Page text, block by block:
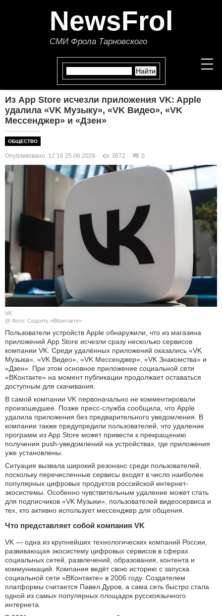
NewsFrol
СМИ Фрола Тарновского
НОВОСТИ
ПОЛИТИКА
ЭКОНОМИКА
ОБЩЕСТВО
КУЛЬТУРА
НАУКА
ШОУ-БИЗНЕС
АВТО И МОТО
ЭГОИЗМ
БЛОГ
Из App Store исчезли приложения VK: Apple
удалила «VK Музыку», «VK Видео», «VK
Мессенджер» и «Дзен»
ОБЩЕСТВО
Опубликовано: 12:16 25.06.2026 3672 0
VK
@ Фото: Соцсеть «ВКонтакте»
Пользователи устройств Apple обнаружили, что из магазина
приложений App Store исчезли сразу несколько сервисов
компании VK. Среди удалённых приложений оказались «VK
Музыка», «VK Видео», «VK Мессенджер», «VK Знакомства» и
«Дзен». При этом основное приложение социальной сети
«ВКонтакте» на момент публикации продолжает оставаться
доступным для скачивания.
В самой компании VK первоначально не комментировали
произошедшее. Позже пресс-служба сообщила, что Apple
удалила приложения без предварительного уведомления. В
компании также предупредили пользователей, что удаление
программ из App Store может привести к прекращению
получения push-уведомлений на устройствах, где приложения
уже установлены.
Ситуация вызвала широкий резонанс среди пользователей,
поскольку перечисленные сервисы входят в число наиболее
популярных цифровых продуктов российской интернет-
экосистемы. Особенно чувствительным удаление может стать
для подписчиков «VK Музыки», пользователей видеосервиса и
тех, кто активно использует мессенджер для общения.
Что представляет собой компания VK
VK — одна из крупнейших технологических компаний России,
развивающая экосистему цифровых сервисов в сферах
социальных сетей, развлечений, образования, контента и
коммуникаций. Компания ведёт свою историю с запуска
социальной сети «ВКонтакте» в 2006 году. Создателем
платформы считается Павел Дуров, а сама сеть быстро стала
одной из самых популярных площадок русскоязычного
интернета.